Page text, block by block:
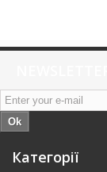
Ok
Категорії